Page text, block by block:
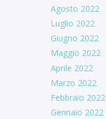
Agosto 2022
Luglio 2022
Giugno 2022
Maggio 2022
Aprile 2022
Marzo 2022
Febbraio 2022
Gennaio 2022